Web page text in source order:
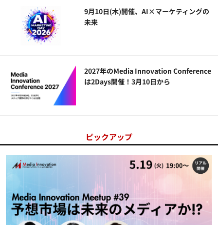
9月10日(木)開催、AI×マーケティングの
未来
2027年のMedia Innovation Conference
は2Days開催！3月10日から
ピックアップ